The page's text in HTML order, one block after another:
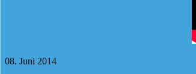
08. Juni 2014